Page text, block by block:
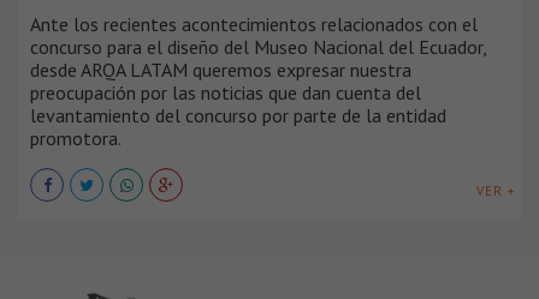
Ante los recientes acontecimientos relacionados con el
concurso para el diseño del Museo Nacional del Ecuador,
desde ARQA LATAM queremos expresar nuestra
preocupación por las noticias que dan cuenta del
levantamiento del concurso por parte de la entidad
promotora.
VER +